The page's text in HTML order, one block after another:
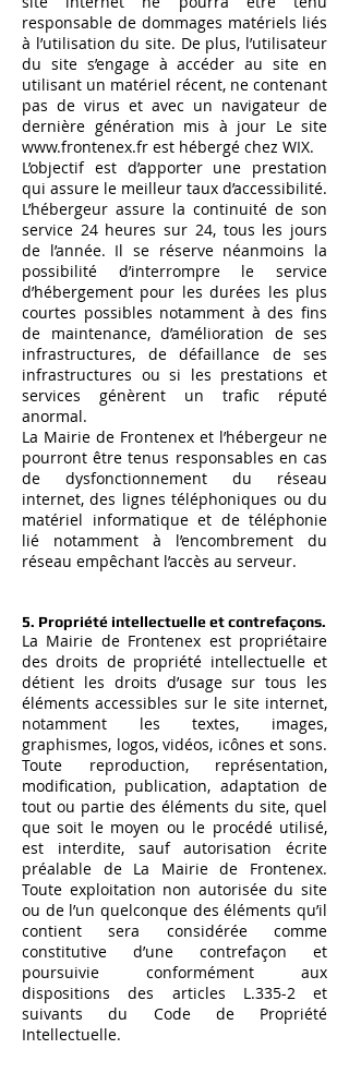
responsable de dommages matériels liés
à l’utilisation du site. De plus, l’utilisateur
du site s’engage à accéder au site en
utilisant un matériel récent, ne contenant
pas de virus et avec un navigateur de
dernière génération mis à jour Le site
www.frontenex.fr est hébergé chez WIX.
L’objectif est d’apporter une prestation
qui assure le meilleur taux d’accessibilité.
L’hébergeur assure la continuité de son
service 24 heures sur 24, tous les jours
de l’année. Il se réserve néanmoins la
possibilité d’interrompre le service
d’hébergement pour les durées les plus
courtes possibles notamment à des fins
de maintenance, d’amélioration de ses
infrastructures, de défaillance de ses
infrastructures ou si les prestations et
services génèrent un trafic réputé
anormal.
La Mairie de Frontenex et l’hébergeur ne
pourront être tenus responsables en cas
de dysfonctionnement du réseau
internet, des lignes téléphoniques ou du
matériel informatique et de téléphonie
lié notamment à l’encombrement du
réseau empêchant l’accès au serveur.
5. Propriété intellectuelle et contrefaçons.
La Mairie de Frontenex est propriétaire
des droits de propriété intellectuelle et
détient les droits d’usage sur tous les
éléments accessibles sur le site internet,
notamment les textes, images,
graphismes, logos, vidéos, icônes et sons.
Toute reproduction, représentation,
modification, publication, adaptation de
tout ou partie des éléments du site, quel
que soit le moyen ou le procédé utilisé,
est interdite, sauf autorisation écrite
préalable de La Mairie de Frontenex.
Toute exploitation non autorisée du site
ou de l’un quelconque des éléments qu’il
contient sera considérée comme
constitutive d’une contrefaçon et
poursuivie conformément aux
dispositions des articles L.335-2 et
suivants du Code de Propriété
Intellectuelle.